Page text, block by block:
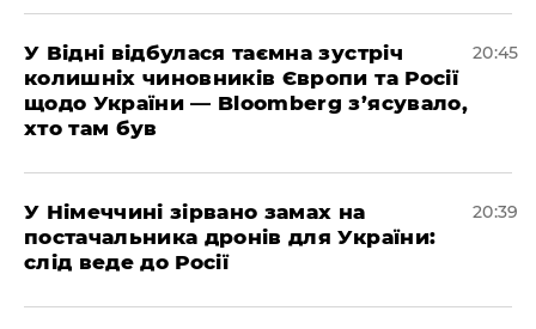
​У Відні відбулася таємна зустріч
колишніх чиновників Європи та Росії
щодо України — Bloomberg з’ясувало,
хто там був
20:45
​У Німеччині зірвано замах на
постачальника дронів для України:
слід веде до Росії
20:39